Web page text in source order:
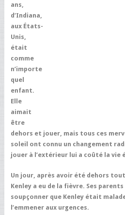
ans,
d’Indiana,
aux États-
Unis,
était
comme
n’importe
quel
enfant.
Elle
aimait
être
dehors et jouer, mais tous ces
soleil ont connu un changement
jouer à l’extérieur lui a coûté la vie
Un jour, après avoir été dehors
Kenley a eu de la fièvre. Ses
soupçonner que Kenley était
l’emmener aux urgences.